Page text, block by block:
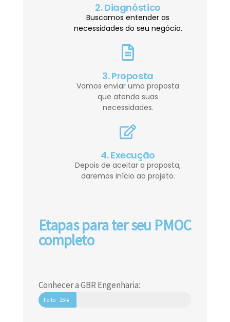
2. Diagnóstico
Buscamos entender as
necessidades do seu negócio.
3. Proposta
Vamos enviar uma proposta
que atenda suas
necessidades.
4. Execução
Depois de aceitar a proposta,
daremos início ao projeto.
Etapas para ter seu PMOC
completo
Conhecer a GBR Engenharia:
Feito 25%